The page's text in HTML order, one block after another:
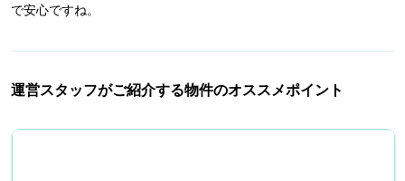
で安心ですね。
運営スタッフがご紹介する物件のオススメポイント